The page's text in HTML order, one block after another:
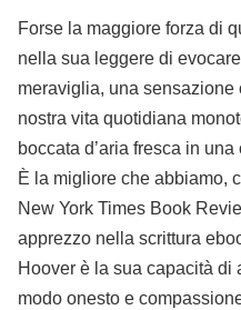
Forse la maggiore forza di
nella sua leggere di
meraviglia, una sensazione
nostra vita quotidiana
boccata d’aria fresca in
È la migliore che abbiamo,
New York Times Book
apprezzo nella scrittura
Hoover è la sua capacità di
modo onesto e